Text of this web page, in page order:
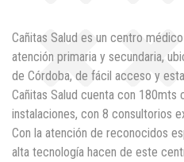
Cañitas Salud es un centro
atención primaria y secundaria,
de Córdoba, de fácil acceso y
Cañitas Salud cuenta con 180mts
instalaciones, con 8 consultorios
Con la atención de reconocidos
alta tecnología hacen de este